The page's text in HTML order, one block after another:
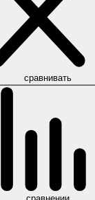
сравнивать